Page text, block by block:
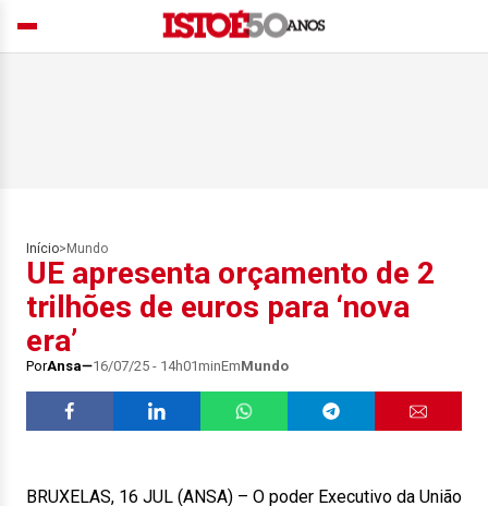
Início> Mundo
UE apresenta orçamento de 2
trilhões de euros para ‘nova
era’
PorAnsa 16/07/25 - 14h01minEmMundo
BRUXELAS, 16 JUL (ANSA) – O poder Executivo da União